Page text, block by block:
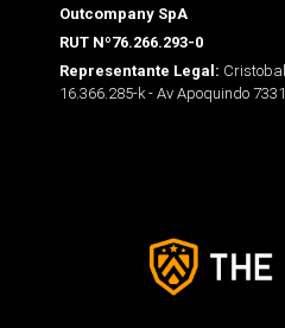
Outcompany SpA
RUT Nº76.266.293-0
Representante Legal:
16.366.285-k - Av Apoquindo 7331